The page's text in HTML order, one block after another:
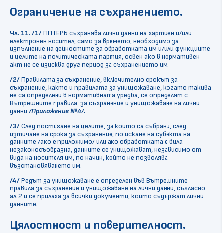
Ограничение на съхранението.
Чл. 11./1/ПП ГЕРБ съхранява лични данни на хартиен и/или
електронен носител, само за времето, необходимо за
изпълнение на дейностите за обработката им и/или функциите
и целите на политическата партия, освен ако в нормативен
акт не се изисква друг период за съхранението им.
/2/Правилата за съхранение, включително срокът за
съхранение, както и правилата за унищожаване, когато такива
не са определени в нормативната уредба, се определят с
Вътрешните правила за съхранение и унищожаване на лични
данни /Приложение №4/.
/3/След постигане на целите, за които са събрани, след
изтичане на срока за съхранение, по искане на субекта на
данните /ако е приложимо/ или ако обработката е била
незаконосъобразна, данните се унищожават, независимо от
вида на носителя им, по начин, който не позволява
възстановяването им.
/4/Редът за унищожаване е определен във Вътрешните
правила за съхранение и унищожаване на лични данни, съгласно
ал.2 и се прилага за всички документи, които съдържат лични
данните.
Цялостност и поверителност.